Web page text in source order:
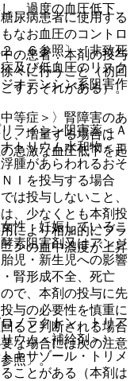
尿病患者に使用する
なお血圧のコントロ
．６参照〕［非致死
及び低血圧のリスク
オテンシン系阻害作
ライシン阻害薬＜Ａ
トリウム水和物＜エ
腫があらわれるおそ
Ｉを投与する場合
は投与しないこと、
、少なくとも本剤投
により相加的にブラ
ンの血中濃度が上昇
ノラクトン、トリア
ウム＜補給剤＞）、
キサゾール・トリメ
ことがある（本剤は
、過度の血圧低下、
の患者：本剤の投与
々に行うこと（初回
すおそれがある）。
等症＞〉腎障害のあ
、増量する場合は
急激な血圧低下を起
性：妊娠しているこ
素阻害剤又はアンジ
児・新生児への影響
腎形成不全、死亡
で、本剤の投与に先
与の必要性を慎重に
ると判断される場合
な場合には次の注意
照〕。